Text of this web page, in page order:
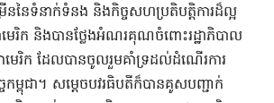
ននៃទំនាក់ទំនង និងកិច្ចសហប្រតិបត្តិការដ៏ល្អ
មេរិក​ និងបានថ្លែងអំណរគុណចំពោះរដ្ឋាភិបាល
មេរិក​ ដែលបានចូលរួមគាំទ្រដល់ដំណើរការ
កម្ពុជា។ សម្ដេចបវរធិបតីក៏បានគូសបញ្ជាក់